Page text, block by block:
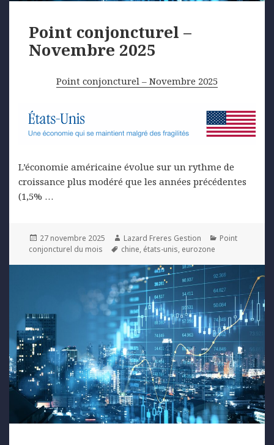
Point conjoncturel –
Novembre 2025
Point conjoncturel – Novembre 2025
L’économie américaine évolue sur un rythme de
croissance plus modéré que les années précédentes
(1,5% …
Posted
on
27 novembre 2025 Author
Lazard Freres Gestion Categories
Point
conjoncturel du mois
Tags
chine, états-unis, eurozone